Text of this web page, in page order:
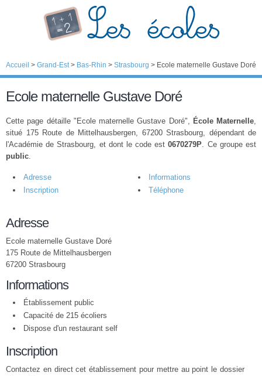
Accueil > Grand-Est> Bas-Rhin > Strasbourg > Ecole maternelle Gustave Doré
Ecole maternelle Gustave Doré
Cette page détaille "Ecole maternelle Gustave Doré", École Maternelle,
situé 175 Route de Mittelhausbergen, 67200 Strasbourg, dépendant de
l'Académie de Strasbourg, et dont le code est0670279P. Ce groupe est
public.
Adresse
Informations
Inscription
Téléphone
Adresse
Ecole maternelle Gustave Doré
175 Route de Mittelhausbergen
67200 Strasbourg
Informations
Établissement public
Capacité de 215 écoliers
Dispose d'un restaurant self
Inscription
Contactez en direct cet établissement pour mettre au point le dossier